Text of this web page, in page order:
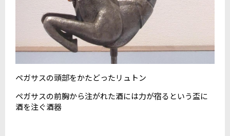
ペガサスの頭部をかたどったリュトン
ペガサスの前胸から注がれた酒には力が宿るという盃に
酒を注ぐ酒器